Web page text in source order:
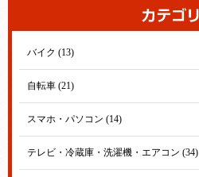
バイク (13)
自転車 (21)
スマホ・パソコン (14)
テレビ・冷蔵庫・洗濯機・エアコン (34)